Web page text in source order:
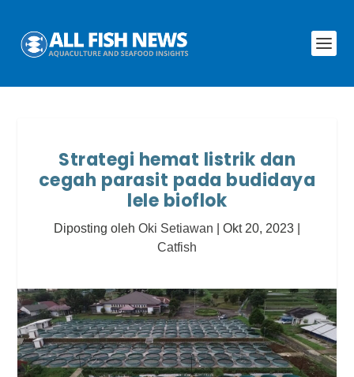
Strategi hemat listrik dan
cegah parasit pada budidaya
lele bioflok
Diposting oleh Oki Setiawan Okt 20, 2023
Catfish